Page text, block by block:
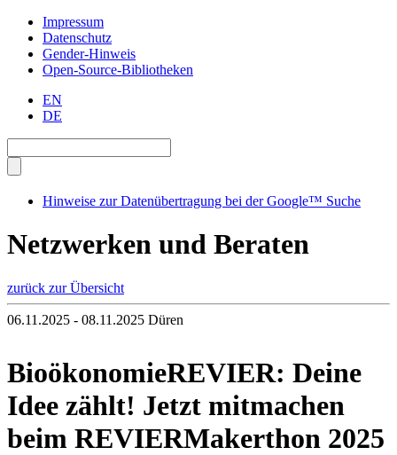
Impressum
Datenschutz
Gender-Hinweis
Open-Source-Bibliotheken
EN
DE
Hinweise zur Datenübertragung bei der Google™ Suche
Netzwerken und Beraten
zurück zur Übersicht
06.11.2025 - 08.11.2025 Düren
BioökonomieREVIER: Deine
Idee zählt! Jetzt mitmachen
beim REVIERMakerthon 2025